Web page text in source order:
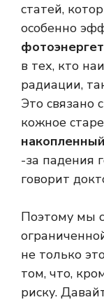
статей,
особенно
в тех, кто
радиации,
Это связано
кожное
-за падения
говорит
Поэтому мы
не только
том, что,
риску.